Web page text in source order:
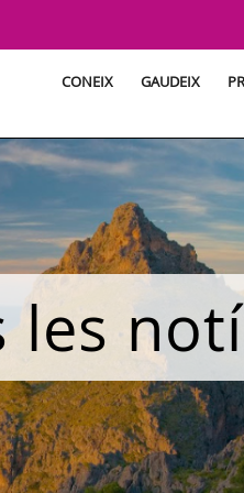
CONEIX GAUDEIX
les